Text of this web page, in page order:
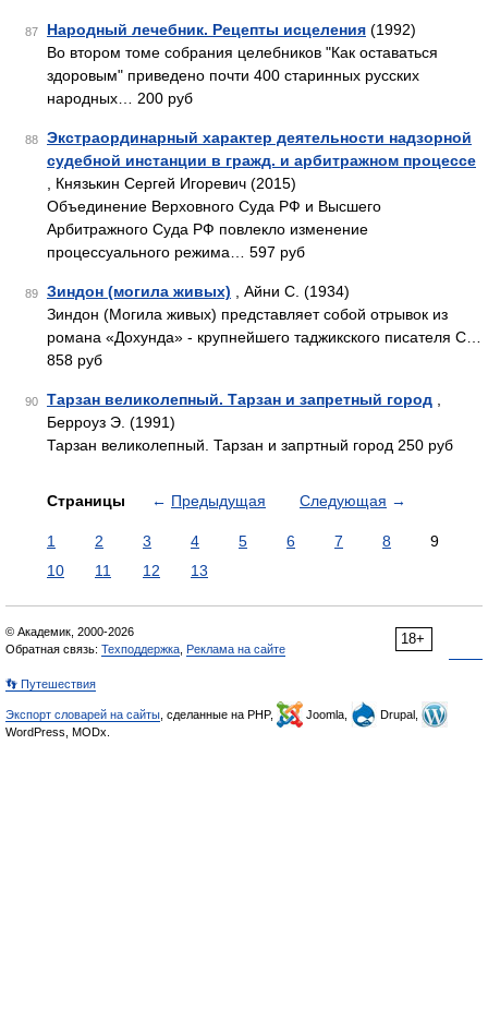
87 Народный лечебник. Рецепты исцеления (1992)
Во втором томе собрания целебников "Как оставаться
здоровым" приведено почти 400 старинных русских
народных… 200 руб
88
Экстраординарный характер деятельности надзорной
судебной инстанции в гражд. и арбитражном процессе
, Князькин Сергей Игоревич (2015)
Объединение Верховного Суда РФ и Высшего
Арбитражного Суда РФ повлекло изменение
процессуального режима… 597 руб
89 Зиндон (могила живых) , Айни С. (1934)
Зиндон (Могила живых) пред­ставляет собой отрывок из
романа «Дохунда» - крупнейшего таджик­ского писателя С…
858 руб
90 Тарзан великолепный. Тарзан и запретный город
Берроуз Э. (1991)
Тарзан великолепный. Тарзан и запртный город 250 руб
Страницы ← Предыдущая Следующая →
1 2 3 4 5 6 7 8
9
10
11 12 13
18+
© Академик, 2000-2026
Обратная связь: Техподдержка Реклама на сайте
👣 Путешествия
Экспорт словарей на сайты , сделанные на PHP, Joomla,
Drupal,
WordPress, MODx.